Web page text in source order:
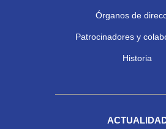
Órganos de
Patrocinadores y
Historia